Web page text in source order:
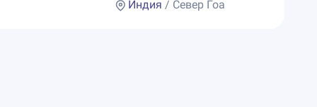
Индия / Север Гоа